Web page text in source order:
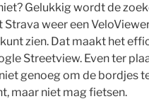
Gelukkig wordt de
weer een
zien. Dat maakt het
Streetview. Even ter
genoeg om de bordjes
maar niet mag fietsen.